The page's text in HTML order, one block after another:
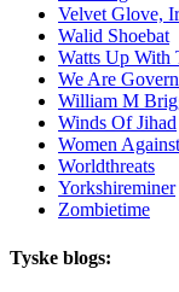
Velvet Glove,
Walid Shoebat
Watts Up With
We Are
William M
Winds Of Jihad
Women
Worldthreats
Yorkshireminer
Zombietime
Tyske blogs: